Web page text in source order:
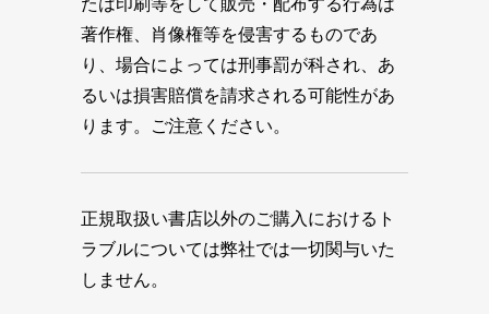
たは印刷等をして販売・配布する行為は
著作権、肖像権等を侵害するものであ
り、場合によっては刑事罰が科され、あ
るいは損害賠償を請求される可能性があ
ります。ご注意ください。
正規取扱い書店以外のご購入におけるト
ラブルについては弊社では一切関与いた
しません。